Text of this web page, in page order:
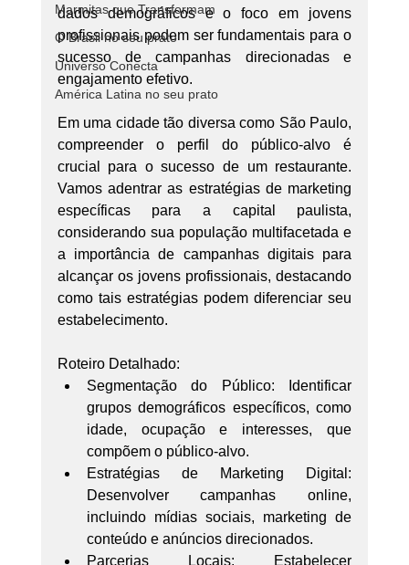
Marmitas que Transformam
O Brasil no seu prato
Universo Conecta
América Latina no seu prato
dados demográficos e o foco em jovens
profissionais podem ser fundamentais para o
sucesso de campanhas direcionadas e
engajamento efetivo.
Em uma cidade tão diversa como São Paulo,
compreender o perfil do público-alvo é
crucial para o sucesso de um restaurante.
Vamos adentrar as estratégias de marketing
específicas para a capital paulista,
considerando sua população multifacetada e
a importância de campanhas digitais para
alcançar os jovens profissionais, destacando
como tais estratégias podem diferenciar seu
estabelecimento.
Roteiro Detalhado:
Segmentação do Público: Identificar
grupos demográficos específicos, como
idade, ocupação e interesses, que
compõem o público-alvo.
Estratégias de Marketing Digital:
Desenvolver campanhas online,
incluindo mídias sociais, marketing de
conteúdo e anúncios direcionados.
Parcerias Locais: Estabelecer